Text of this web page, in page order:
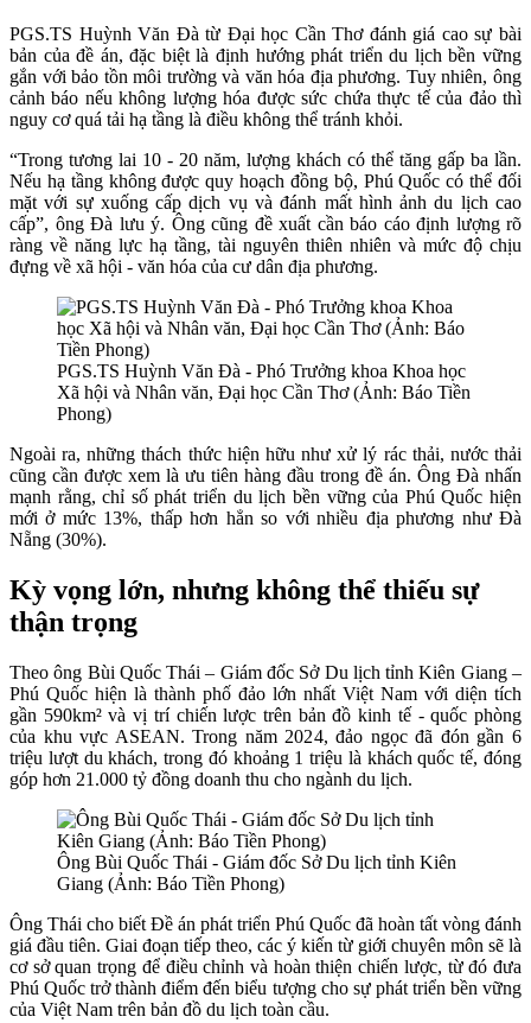
PGS.TS Huỳnh Văn Đà từ Đại học Cần Thơ đánh giá cao sự bài
bản của đề án, đặc biệt là định hướng phát triển du lịch bền vững
gắn với bảo tồn môi trường và văn hóa địa phương. Tuy nhiên, ông
cảnh báo nếu không lượng hóa được sức chứa thực tế của đảo thì
nguy cơ quá tải hạ tầng là điều không thể tránh khỏi.
“Trong tương lai 10 - 20 năm, lượng khách có thể tăng gấp ba lần.
Nếu hạ tầng không được quy hoạch đồng bộ, Phú Quốc có thể đối
mặt với sự xuống cấp dịch vụ và đánh mất hình ảnh du lịch cao
cấp”, ông Đà lưu ý. Ông cũng đề xuất cần báo cáo định lượng rõ
ràng về năng lực hạ tầng, tài nguyên thiên nhiên và mức độ chịu
đựng về xã hội - văn hóa của cư dân địa phương.
PGS.TS Huỳnh Văn Đà - Phó Trưởng khoa Khoa học
Xã hội và Nhân văn, Đại học Cần Thơ (Ảnh: Báo Tiền
Phong)
Ngoài ra, những thách thức hiện hữu như xử lý rác thải, nước thải
cũng cần được xem là ưu tiên hàng đầu trong đề án. Ông Đà nhấn
mạnh rằng, chỉ số phát triển du lịch bền vững của Phú Quốc hiện
mới ở mức 13%, thấp hơn hẳn so với nhiều địa phương như Đà
Nẵng (30%).
Kỳ vọng lớn, nhưng không thể thiếu sự
thận trọng
Theo ông Bùi Quốc Thái – Giám đốc Sở Du lịch tỉnh Kiên Giang –
Phú Quốc hiện là thành phố đảo lớn nhất Việt Nam với diện tích
gần 590km² và vị trí chiến lược trên bản đồ kinh tế - quốc phòng
của khu vực ASEAN. Trong năm 2024, đảo ngọc đã đón gần 6
triệu lượt du khách, trong đó khoảng 1 triệu là khách quốc tế, đóng
góp hơn 21.000 tỷ đồng doanh thu cho ngành du lịch.
Ông Bùi Quốc Thái - Giám đốc Sở Du lịch tỉnh Kiên
Giang (Ảnh: Báo Tiền Phong)
Ông Thái cho biết Đề án phát triển Phú Quốc đã hoàn tất vòng đánh
giá đầu tiên. Giai đoạn tiếp theo, các ý kiến từ giới chuyên môn sẽ là
cơ sở quan trọng để điều chỉnh và hoàn thiện chiến lược, từ đó đưa
Phú Quốc trở thành điểm đến biểu tượng cho sự phát triển bền vững
của Việt Nam trên bản đồ du lịch toàn cầu.